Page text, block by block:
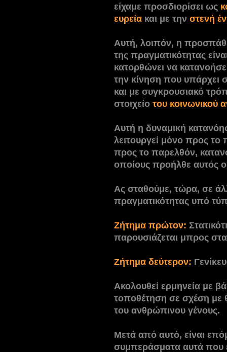
είχαμε προσδιορίσει ως
ευρεία και με την στενή
Αυτή, λοιπόν, η
της πραγματικότητας
κατορθώνει να
την κίνηση που υπάρχει
και με συγκρουσιακό
στοιχείο του κοινωνικού
Αυτή η δυναμική
λειτουργεί μόνο προς
προς το παρελθόν,
οποίους προήλθε αυτός
Ας σταθούμε, τώρα, σε
πραγματικότητας υπό
Ζήτημα πρώτον:
παρουσιάζεται μπρος
Ζήτημα δεύτερον:
Ακολουθεί ερμηνεία με
τοποθέτηση σε σχέση με
του ανθρώπινου γένους.
Μετά από αυτό, είναι
συμπεράσματα αυτά που